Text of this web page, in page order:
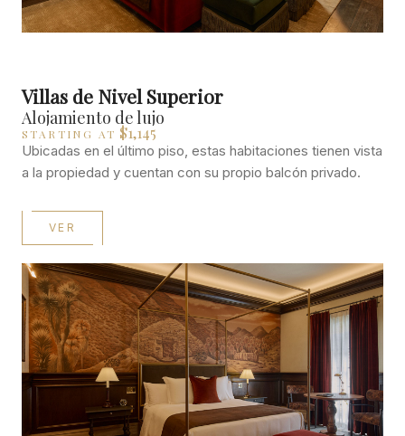
Villas de Nivel Superior
Alojamiento de lujo
STARTING AT $1,145
Ubicadas en el último piso, estas habitaciones tienen vista
a la propiedad y cuentan con su propio balcón privado.
VER